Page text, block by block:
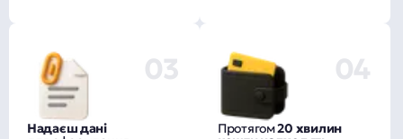
03
Надаєш дані
04
Протягом20 хвилин